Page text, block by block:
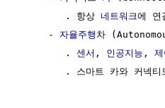
        . 항상
네트워크에 연
     -
자율주행차
        .
센서 , 인공지능 , 제
. 스마트 카와 커넥티